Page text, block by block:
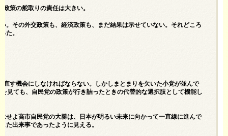
策の舵取りの責任は大きい。
。その外交政策も、経済政策も、まだ結果は示せていない。それどころ
た。
す機会にしなければならない。しかしまとまりを欠いた小党が並んで
見ても、自民党の政策が行き詰ったときの代替的な選択肢として機能し
せよ高市自民党の大勝は、日本が明るい未来に向かって一直線に進んで
た出来事であったように見える。